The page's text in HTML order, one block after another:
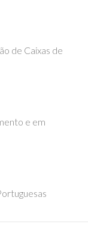
de Caixas de
e em